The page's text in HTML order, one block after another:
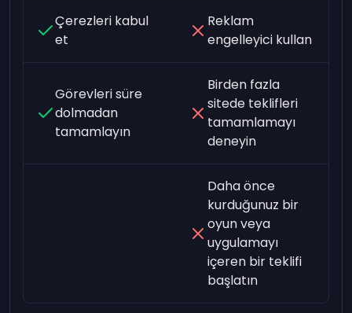
Çerezleri kabul
et
Reklam
engelleyici kullan
Görevleri süre
dolmadan
tamamlayın
Birden fazla
sitede teklifleri
tamamlamayı
deneyin
Daha önce
kurduğunuz bir
oyun veya
uygulamayı
içeren bir teklifi
başlatın